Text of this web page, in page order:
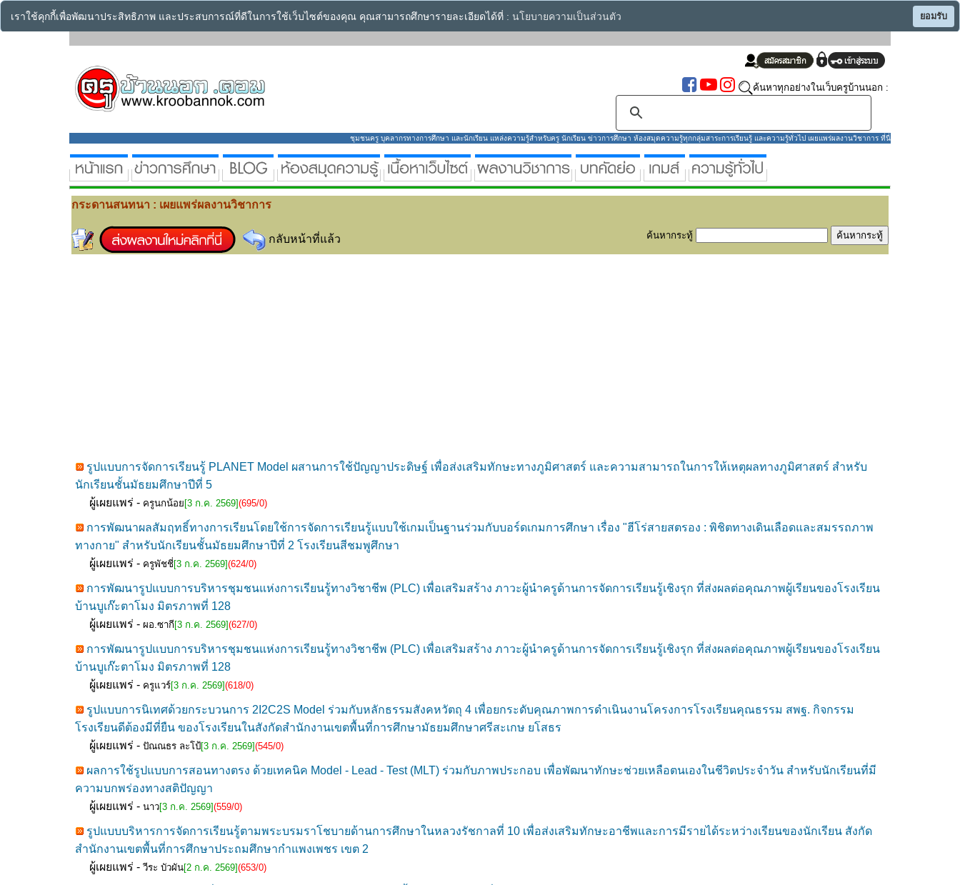
เราใช้คุกกี้เพื่อพัฒนาประสิทธิภาพ และประสบการณ์ที่ดีในการใช้เว็บไซต์ของคุณ คุณสามารถศึกษารายละเอียดได้ที่ : นโยบายความเป็นส่วนตัว ยอมรับ
ค้นหาทุกอย่างในเว็บครูบ้านนอก :
ชุมชนครู บุคลากรทางการศึกษา และนักเรียน แหล่งความรู้สำหรับครู นักเรียน ข่าวการศึกษา ห้องสมุดความรู้ทุกกลุ่มสาระการเรียนรู้ และความรู้ทั่วไป เผยแพร่ผลงานวิชาการ ที่นี่
กระดานสนทนา : เผยแพร่ผลงานวิชาการ
กลับหน้าที่แล้ว ค้นหากระทู้
รูปแบบการจัดการเรียนรู้ PLANET Model ผสานการใช้ปัญญาประดิษฐ์ เพื่อส่งเสริมทักษะทางภูมิศาสตร์ และความสามารถในการให้เหตุผลทางภูมิศาสตร์ สำหรับ
นักเรียนชั้นมัธยมศึกษาปีที่ 5
ผู้เผยแพร่ - ครูนกน้อย [3 ก.ค. 2569](695/0)
การพัฒนาผลสัมฤทธิ์ทางการเรียนโดยใช้การจัดการเรียนรู้แบบใช้เกมเป็นฐานร่วมกับบอร์ดเกมการศึกษา เรื่อง "ฮีโร่สายสตรอง : พิชิตทางเดินเลือดและสมรรถภาพ
ทางกาย" สำหรับนักเรียนชั้นมัธยมศึกษาปีที่ 2 โรงเรียนสีชมพูศึกษา
ผู้เผยแพร่ - ครูพัชชี่[3 ก.ค. 2569](624/0)
การพัฒนารูปแบบการบริหารชุมชนแห่งการเรียนรู้ทางวิชาชีพ (PLC) เพื่อเสริมสร้าง ภาวะผู้นำครูด้านการจัดการเรียนรู้เชิงรุก ที่ส่งผลต่อคุณภาพผู้เรียนของโรงเรียน
บ้านบูเก๊ะตาโมง มิตรภาพที่ 128
ผู้เผยแพร่ - ผอ.ซากี [3 ก.ค. 2569](627/0)
การพัฒนารูปแบบการบริหารชุมชนแห่งการเรียนรู้ทางวิชาชีพ (PLC) เพื่อเสริมสร้าง ภาวะผู้นำครูด้านการจัดการเรียนรู้เชิงรุก ที่ส่งผลต่อคุณภาพผู้เรียนของโรงเรียน
บ้านบูเก๊ะตาโมง มิตรภาพที่ 128
ผู้เผยแพร่ - ครูแวร์[3 ก.ค. 2569](618/0)
รูปแบบการนิเทศด้วยกระบวนการ 2I2C2S Model ร่วมกับหลักธรรมสังคหวัตถุ 4 เพื่อยกระดับคุณภาพการดำเนินงานโครงการโรงเรียนคุณธรรม สพฐ. กิจกรรม
โรงเรียนดีต้องมีที่ยืน ของโรงเรียนในสังกัดสำนักงานเขตพื้นที่การศึกษามัธยมศึกษาศรีสะเกษ ยโสธร
ผู้เผยแพร่ - ปัณณธร ละโป้ [3 ก.ค. 2569](545/0)
ผลการใช้รูปแบบการสอนทางตรง ด้วยเทคนิค Model - Lead - Test (MLT) ร่วมกับภาพประกอบ เพื่อพัฒนาทักษะช่วยเหลือตนเองในชีวิตประจำวัน สำหรับนักเรียนที่มี
ความบกพร่องทางสติปัญญา
ผู้เผยแพร่ - นาว[3 ก.ค. 2569](559/0)
รูปแบบบริหารการจัดการเรียนรู้ตามพระบรมราโชบายด้านการศึกษาในหลวงรัชกาลที่ 10 เพื่อส่งเสริมทักษะอาชีพและการมีรายได้ระหว่างเรียนของนักเรียน สังกัด
สำนักงานเขตพื้นที่การศึกษาประถมศึกษากำแพงเพชร เขต 2
ผู้เผยแพร่ - วีระ บัวผัน[2 ก.ค. 2569](653/0)